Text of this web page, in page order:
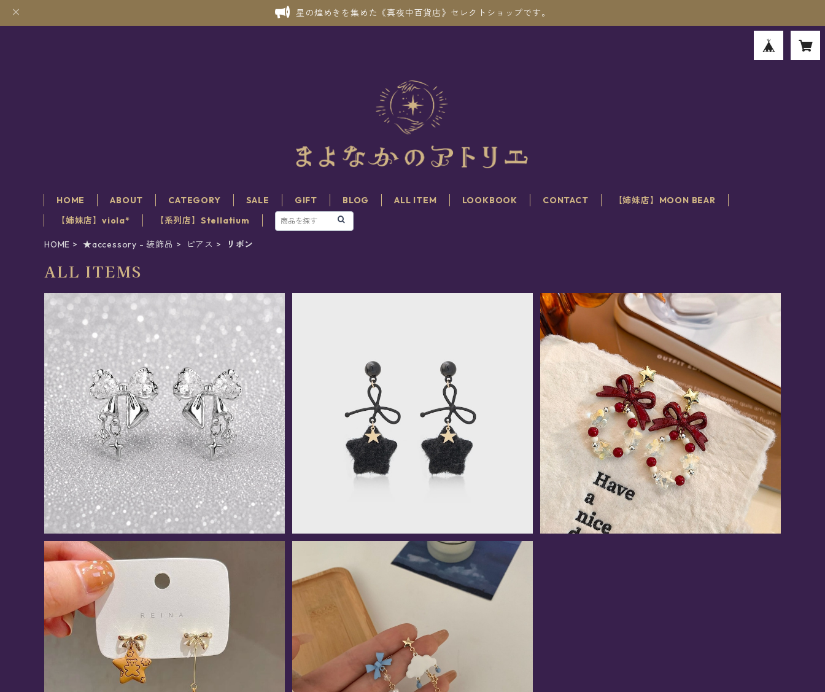
星の煌めきを集めた《真夜中百貨店》セレクトショップです。
HOME ABOUT CATEGORY SALE GIFT BLOG ALL ITEM LOOKBOOK CONTACT
【姉妹店】MOON BEAR
【姉妹店】viola*
【系列店】Stellatium
HOME ★accessory - 装飾品 ピアス リボン
ALL ITEMS
《星結びリボン》ピアス/イヤリング
¥3,230
5%OFF
《星屑リボン》ピアス/イヤリング(全3色)
¥2,280
《スターリース》ピアス/イヤリング
¥2,090
5%OFF
くまクッキーピアス
¥1,704
星雲の雫とリボン・ピアス/イヤリング
¥2,304
40%OFF